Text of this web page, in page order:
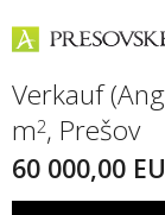
Verkauf
m2, Prešov
60 000,00